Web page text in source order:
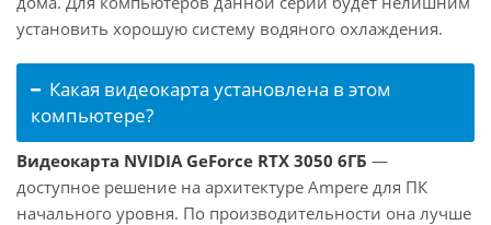
установить хорошую систему водяного охлаждения.
Какая видеокарта установлена в этом
компьютере?
Видеокарта NVIDIA GeForce RTX 3050 6ГБ —
доступное решение на архитектуре Ampere для ПК
начального уровня. По производительности она лучше